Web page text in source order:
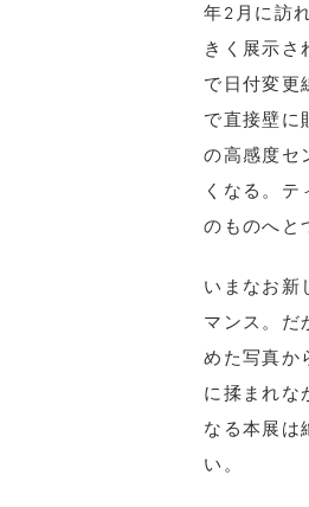
年2月に訪
きく展示さ
で日付変更
で直接壁に
の高感度セ
くなる。
のものへと
いまなお新
マンス。だ
めた写真か
に揉まれな
なる本展は
い。